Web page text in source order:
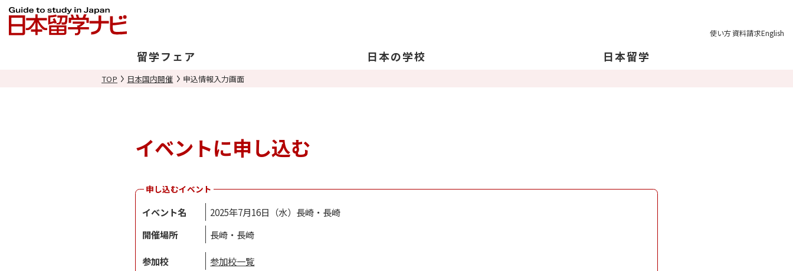
使い方資料請求English
留学フェア 日本の学校 日本留学
卒業後
TOP 日本国内開催 申込情報入力画面
イベントに申し込む
申し込むイベント
イベント名
2025年7月16日（水）長崎・長崎
開催場所
長崎・長崎
参加校 参加校一覧